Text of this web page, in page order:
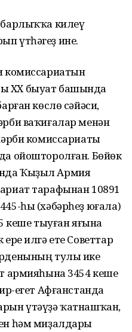
килеү
үтһәгеҙ ине.
комиссариатын
XX быуат башында
көслө сәйәси,
ваҡиғалар менән
комиссариаты
ойошторолған. Бөйөк
Ҡыҙыл Армия
тарафынан 10891
һы (хәбәрһеҙ юғала)
кеше тыуған яғына
илгә ете Советтар
тулы ике
армияһына 3454 кеше
егет Афғанстанда
үтәүҙә ҡатнашҡан,
һәм миҙалдары